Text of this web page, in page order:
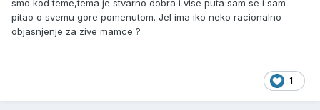
smo kod teme,tema je stvarno dobra i vise puta sam se i sam
pitao o svemu gore pomenutom. Jel ima iko neko racionalno
objasnjenje za zive mamce ?
1